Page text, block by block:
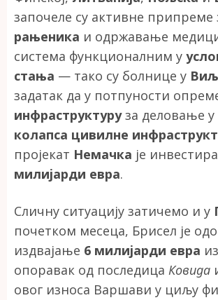
започеле су активне припреме
рањеника и одржавање
система функционалним у
стања — тако су болнице у
задатак да у потпуности
инфраструктуруза деловање у
колапса цивилне
пројекат Немачка је
милијарди евра.
Сличну ситуацију затичемо и у
почетком месеца, Брисел је
издвајање 6 милијарди евра
опоравак од последица Ковида
овог износа Варшави у циљу